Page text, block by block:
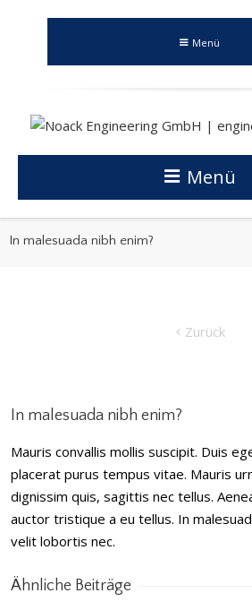
Menü
Menü
In malesuada nibh enim?
Zurück
In malesuada nibh enim?
Mauris convallis mollis suscipit. Duis
placerat purus tempus vitae. Mauris
dignissim quis, sagittis nec tellus.
auctor tristique a eu tellus. In
velit lobortis nec.
Ähnliche Beiträge